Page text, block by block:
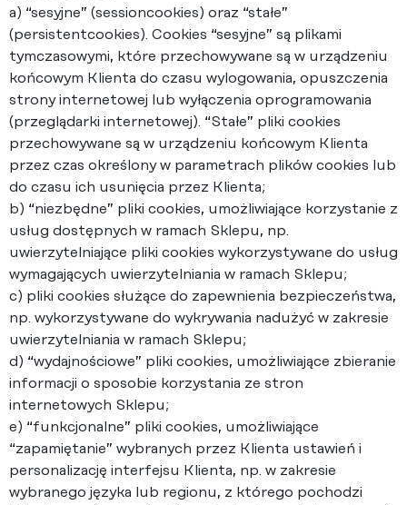
a) “sesyjne” (sessioncookies) oraz “stałe”
(persistentcookies). Cookies “sesyjne” są plikami
tymczasowymi, które przechowywane są w urządzeniu
końcowym Klienta do czasu wylogowania, opuszczenia
strony internetowej lub wyłączenia oprogramowania
(przeglądarki internetowej). “Stałe” pliki cookies
przechowywane są w urządzeniu końcowym Klienta
przez czas określony w parametrach plików cookies lub
do czasu ich usunięcia przez Klienta;
b) “niezbędne” pliki cookies, umożliwiające korzystanie z
usług dostępnych w ramach Sklepu, np.
uwierzytelniające pliki cookies wykorzystywane do usług
wymagających uwierzytelniania w ramach Sklepu;
c) pliki cookies służące do zapewnienia bezpieczeństwa,
np. wykorzystywane do wykrywania nadużyć w zakresie
uwierzytelniania w ramach Sklepu;
d) “wydajnościowe” pliki cookies, umożliwiające zbieranie
informacji o sposobie korzystania ze stron
internetowych Sklepu;
e) “funkcjonalne” pliki cookies, umożliwiające
“zapamiętanie” wybranych przez Klienta ustawień i
personalizację interfejsu Klienta, np. w zakresie
wybranego języka lub regionu, z którego pochodzi